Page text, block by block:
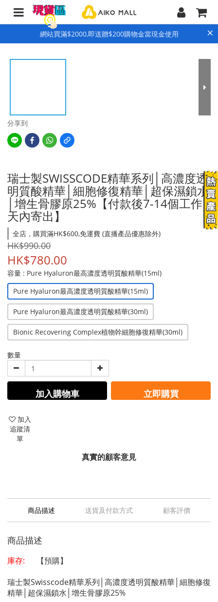
網站買滿$2000,即送贈$200購物金當現金使用 ×
分享到
瑞士製SWISSCODE精華系列│高濃度透
明質酸精華│細胞修復精華│超保濕鎖水
│增生骨膠原25%【付款後7-14個工作
天內寄出】
全店，購買滿HK$600,免運費 (直播產品優惠除外)
HK$990.00
HK$780.00
容量 : Pure Hyaluron最高濃度透明質酸精華(15ml)
Pure Hyaluron最高濃度透明質酸精華(15ml)
Pure Hyaluron最高濃度透明質酸精華(30ml)
Bionic Recovering Complex植物幹細胞修復精華(30ml)
數量
加入購物車 立即購買
加入
追蹤清
單
真實的顧客意見
商品描述 送貨及付款方式 顧客評價
商品描述
庫存: 【預購】
瑞士製Swisscode精華系列│高濃度透明質酸精華│細胞修復
精華│超保濕鎖水│增生骨膠原25%